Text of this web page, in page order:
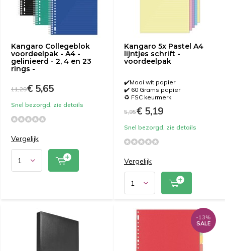
Kangaro Collegeblok
voordeelpak - A4 -
gelinieerd - 2, 4 en 23
rings -
11,29€ 5,65
Snel bezorgd, zie details
Vergelijk
Kangaro 5x Pastel A4
lijntjes schrift -
voordeelpak
✔️Mooi wit papier
✔️ 60 Grams papier
♻️ FSC keurmerk
5,95€ 5,19
Snel bezorgd, zie details
Vergelijk
-13%
SALE